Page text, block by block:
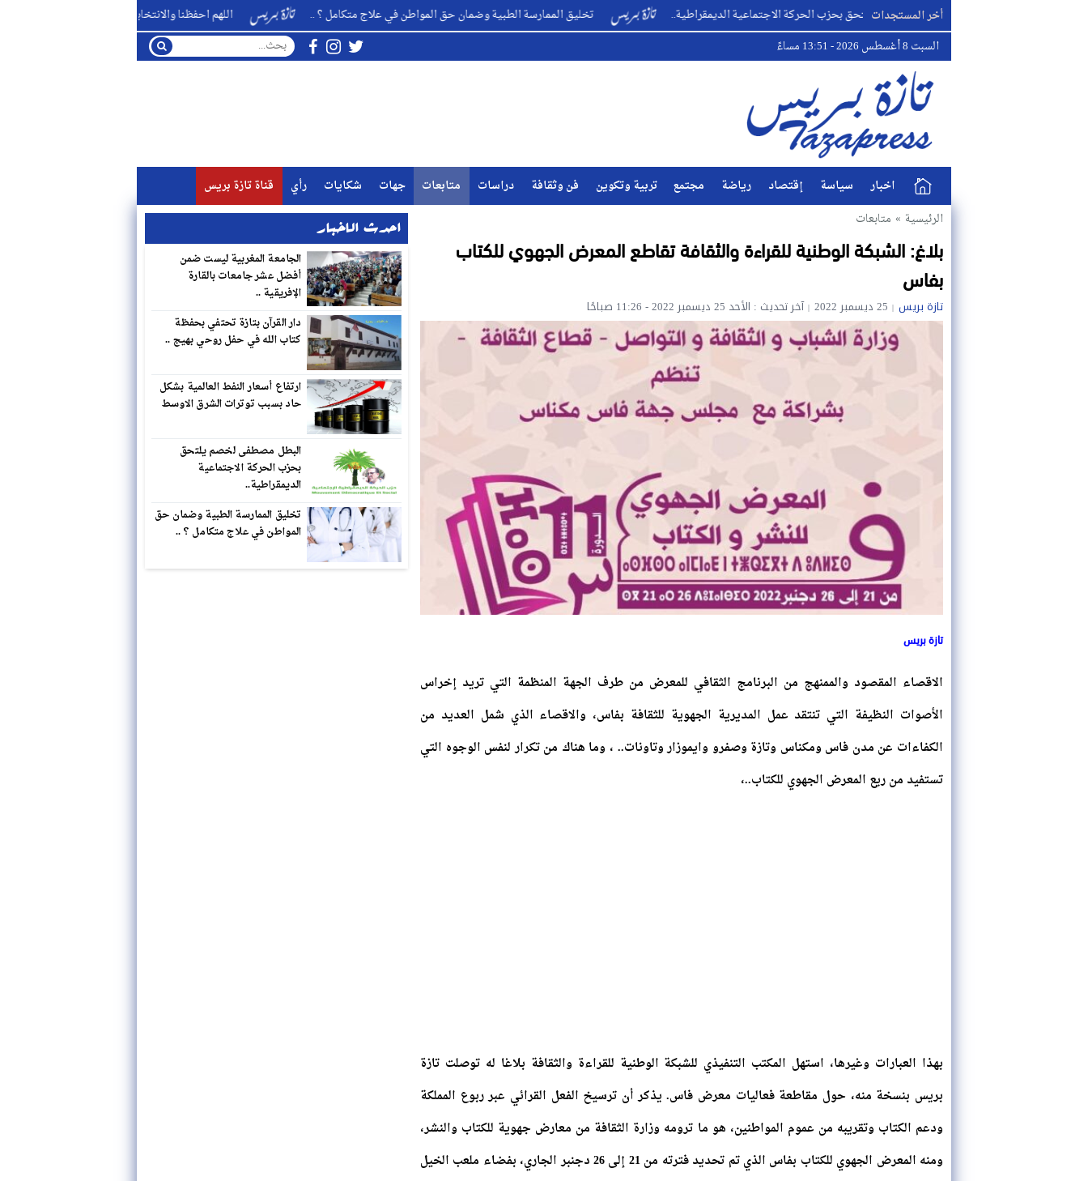
أخر المستجدات
البطل مصطفى لخصم يلتحق بحزب الحركة الاجتماعية الديمقراطية.. تخليق الممارسة الطبية وضمان حق المواطن في علاج متكامل ؟ ..
اللهم احفظنا والانتخابات قادمة من بوعزا ناخبا ومُنتخبا ومنتخِبا ..
السبت 8 أغسطس 2026 - 13:51 مساءً
اخبار سياسة إقتصاد رياضة مجتمع تربية وتكوين فن وثقافة دراسات متابعات جهات شكايات رأي
قناة تازة بريس
الرئيسية » متابعات
بلاغ: الشبكة الوطنية للقراءة والثقافة تقاطع المعرض الجهوي للكتاب
بفاس
تازة بريس 25 ديسمبر 2022 آخر تحديث : الأحد 25 ديسمبر 2022 - 11:26 صباحًا
تازة بريس
الاقصاء المقصود والممنهج من البرنامج الثقافي للمعرض من طرف الجهة المنظمة التي تريد إخراس
الأصوات النظيفة التي تنتقد عمل المديرية الجهوية للثقافة بفاس، والاقصاء الذي شمل العديد من
الكفاءات عن مدن فاس ومكناس وتازة وصفرو وايموزار وتاونات.. ، وما هناك من تكرار لنفس الوجوه التي
تستفيد من ريع المعرض الجهوي للكتاب..،
بهذا العبارات وغيرها، استهل المكتب التنفيذي للشبكة الوطنية للقراءة والثقافة بلاغا له توصلت تازة
بريس بنسخة منه، حول مقاطعة فعاليات معرض فاس. يذكر أن ترسيخ الفعل القرائي عبر ربوع المملكة
ودعم الكتاب وتقريبه من عموم المواطنين، هو ما ترومه وزارة الثقافة من معارض جهوية للكتاب والنشر،
ومنه المعرض الجهوي للكتاب بفاس الذي تم تحديد فترته من 21 إلى 26 دجنبر الجاري، بفضاء ملعب الخيل
احدث الاخبار
الجامعة المغربية ليست ضمن
أفضل عشر جامعات بالقارة
الإفريقية ..
دار القرآن بتازة تحتفي بحفظة
كتاب الله في حفل روحي بهيج ..
ارتفاع أسعار النفط العالمية بشكل
حاد بسبب توترات الشرق الاوسط
البطل مصطفى لخصم يلتحق
بحزب الحركة الاجتماعية
الديمقراطية..
تخليق الممارسة الطبية وضمان حق
المواطن في علاج متكامل ؟ ..